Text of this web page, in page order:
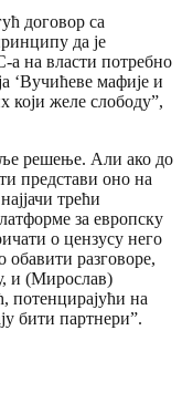
договор са
да је
а на власти потребно
‘Вучићеве мафије и
који желе слободу”,
решење. Али ако до
представи оно на
трећи
за европску
о цензусу него
разговоре,
и (Мирослав)
потенцирајући на
бити партнери”.